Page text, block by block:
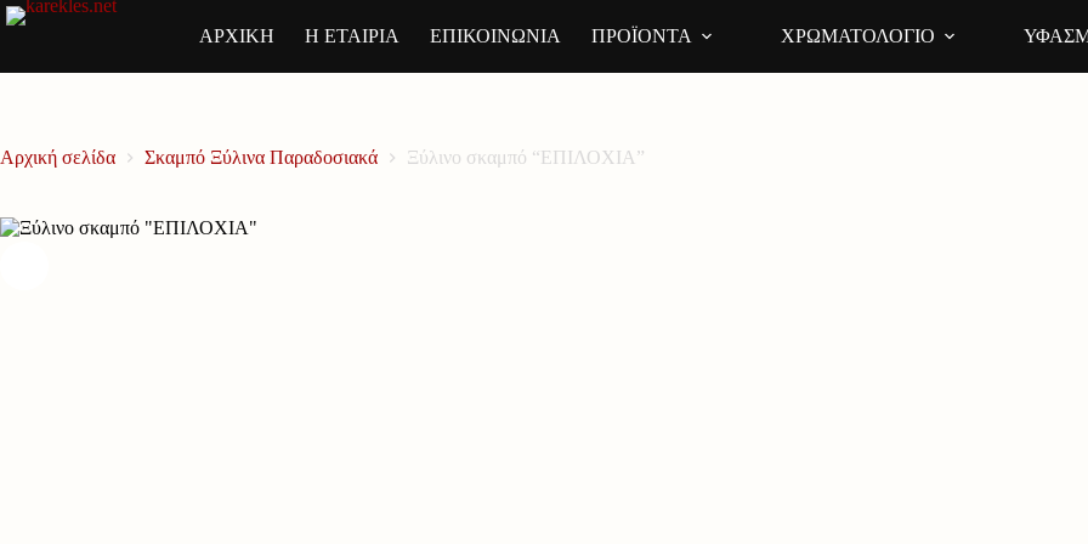
Μετάβαση
στο
ΑΡΧΙΚΗ Η ΕΤΑΙΡΙΑ ΕΠΙΚΟΙΝΩΝΙΑ ΠΡΟΪΟΝΤΑ ΧΡΩΜΑΤΟΛΟΓΙΟ
Αρχική σελίδα Σκαμπό Ξύλινα Παραδοσιακά Ξύλινο σκαμπό “ΕΠΙΛΟΧΙΑ”